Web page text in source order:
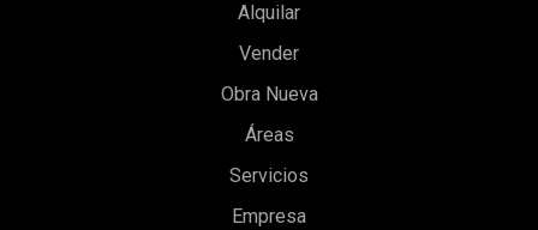
Alquilar
Vender
Obra Nueva
Áreas
Servicios
Empresa